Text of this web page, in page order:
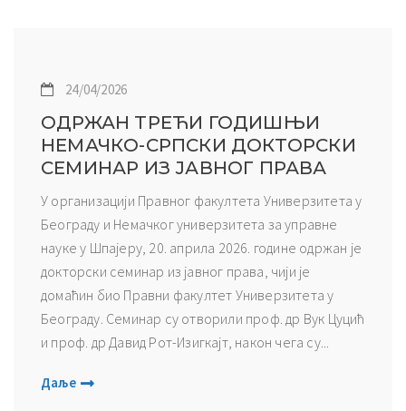
24/04/2026
ОДРЖАН ТРЕЋИ ГОДИШЊИ
НЕМАЧКО-СРПСКИ ДОКТОРСКИ
СЕМИНАР ИЗ ЈАВНОГ ПРАВА
У организацији Правног факултета Универзитета у
Београду и Немачког универзитета за управне
науке у Шпајеру, 20. априла 2026. године одржан је
докторски семинар из јавног права, чији је
домаћин био Правни факултет Универзитета у
Београду. Семинар су отворили проф. др Вук Цуцић
и проф. др Давид Рот-Изигкајт, након чега су...
Даље